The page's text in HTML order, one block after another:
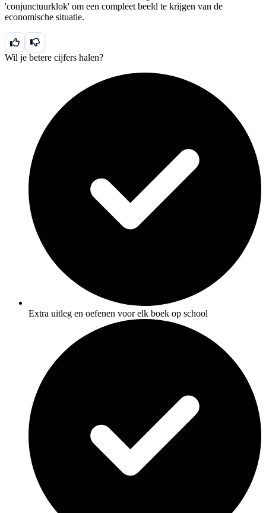
'conjunctuurklok' om een compleet beeld te krijgen van de
economische situatie.
Wil je betere cijfers halen?
Extra uitleg en oefenen voor elk boek op school